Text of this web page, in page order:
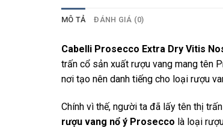
MÔ TẢ ĐÁNH GIÁ (0)
Cabelli Prosecco Extra Dry Vitis
trấn cổ sản xuất rượu vang mang tên
nơi tạo nên danh tiếng cho loại rượu
Chính vì thế, người ta đã lấy tên thị
rượu vang nổ ý Prosecco là loại